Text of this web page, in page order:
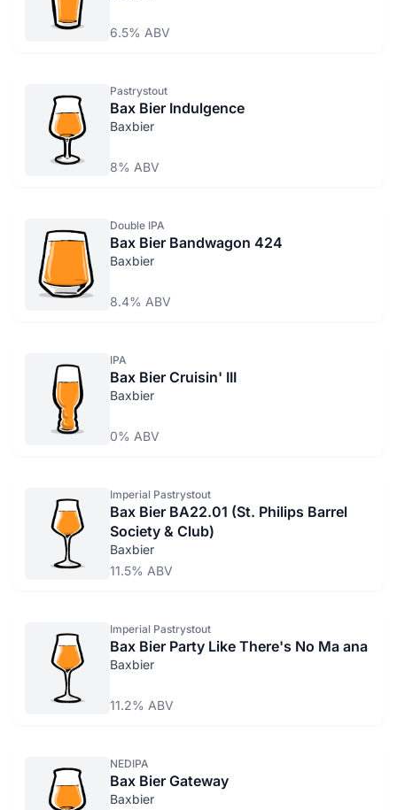
6.5% ABV
Pastrystout
Bax Bier Indulgence
Baxbier
8% ABV
Double IPA
Bax Bier Bandwagon 424
Baxbier
8.4% ABV
IPA
Bax Bier Cruisin' III
Baxbier
0% ABV
Imperial Pastrystout
Bax Bier BA22.01 (St. Philips Barrel
Society & Club)
Baxbier
11.5% ABV
Imperial Pastrystout
Bax Bier Party Like There's No Ma ana
Baxbier
11.2% ABV
NEDIPA
Bax Bier Gateway
Baxbier